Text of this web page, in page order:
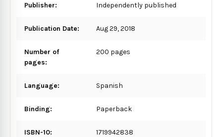
Publisher: Independently published
Publication Date: Aug 29, 2018
Number of
pages:
200 pages
Language: Spanish
Binding: Paperback
ISBN-10: 1719942838